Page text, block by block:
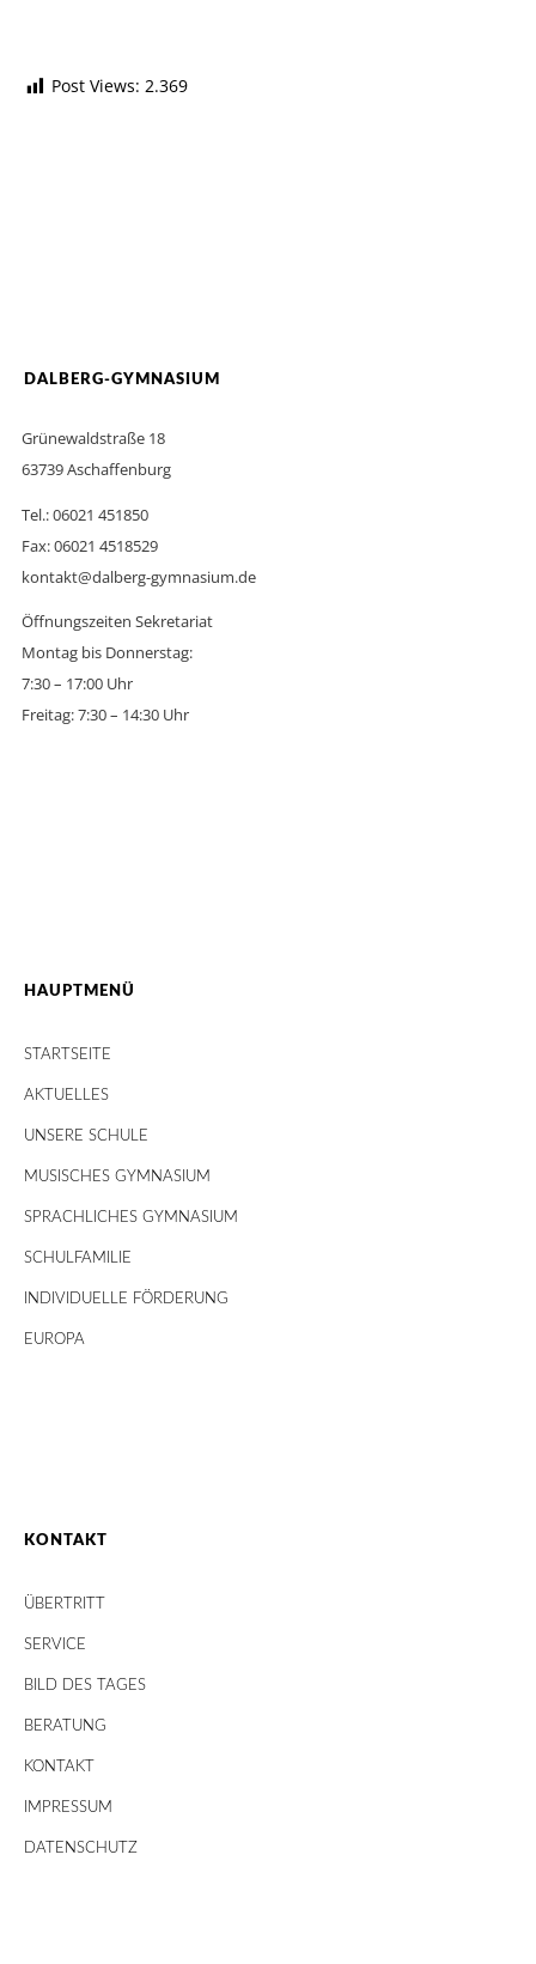
Post Views: 2.369
DALBERG-GYMNASIUM
Grünewaldstraße 18
63739 Aschaffenburg
Tel.: 06021 451850
Fax: 06021 4518529
kontakt@dalberg-gymnasium.de
Öffnungszeiten Sekretariat
Montag bis Donnerstag:
7:30 – 17:00 Uhr
Freitag: 7:30 – 14:30 Uhr
HAUPTMENÜ
STARTSEITE
AKTUELLES
UNSERE SCHULE
MUSISCHES GYMNASIUM
SPRACHLICHES GYMNASIUM
SCHULFAMILIE
INDIVIDUELLE FÖRDERUNG
EUROPA
KONTAKT
ÜBERTRITT
SERVICE
BILD DES TAGES
BERATUNG
KONTAKT
IMPRESSUM
DATENSCHUTZ